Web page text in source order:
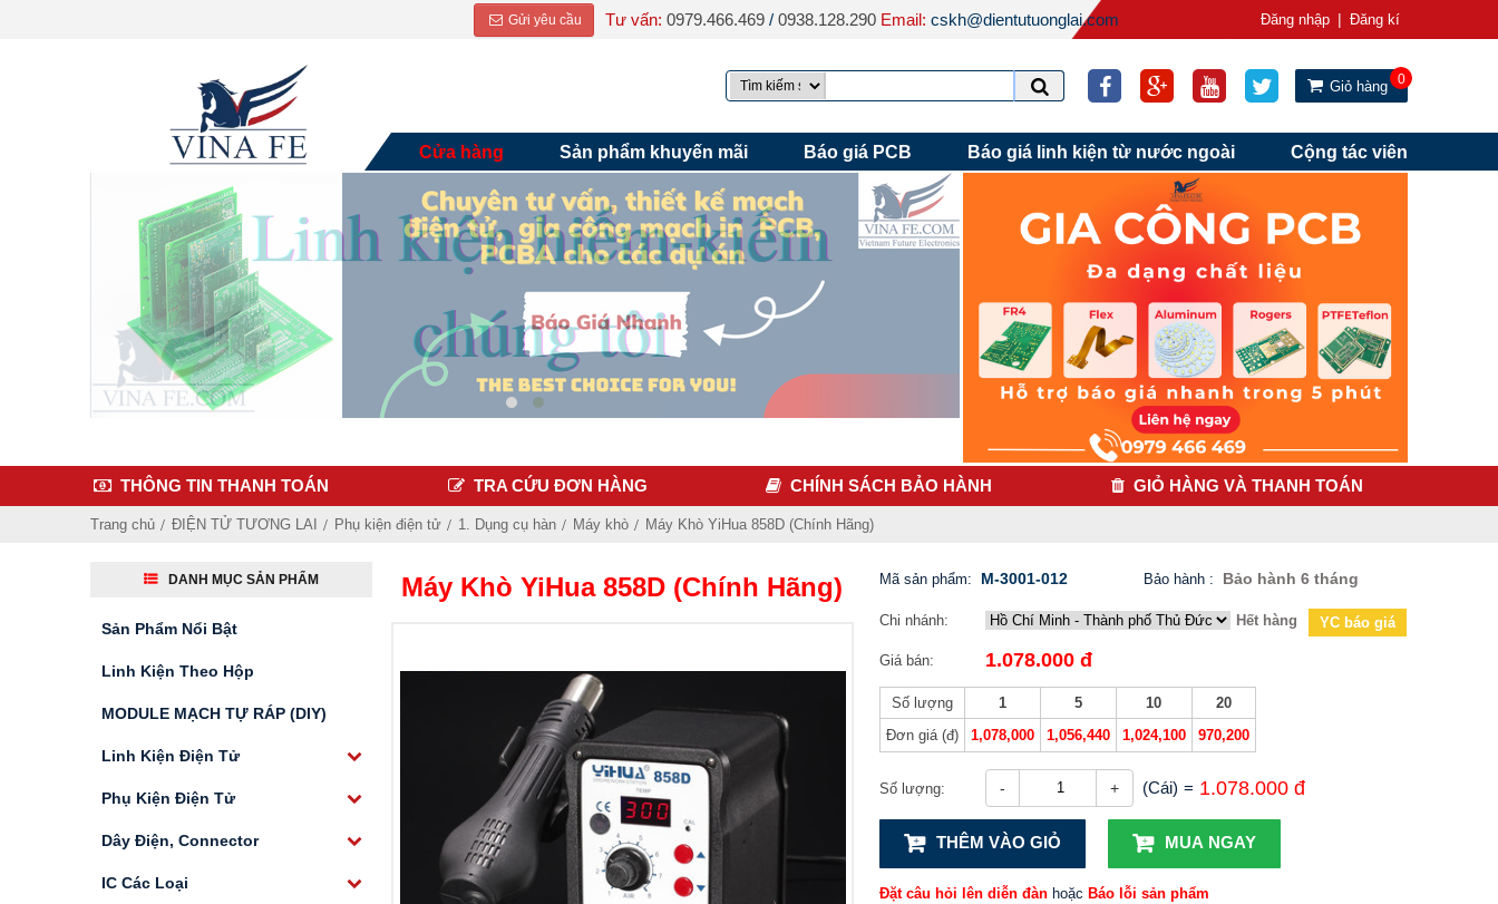
Gửi yêu cầu Tư vấn: 0979.466.469 / 0938.128.290 Email: cskh@dientutuonglai.com Đăng nhập | Đăng kí
Giỏ hàng 0
Cửa hàng Sản phẩm khuyến mãi Báo giá PCB Báo giá linh kiện từ nước ngoài Cộng tác viên
THÔNG TIN THANH TOÁN TRA CỨU ĐƠN HÀNG CHÍNH SÁCH BẢO HÀNH GIỎ HÀNG VÀ THANH TOÁN
Trang chủ ĐIỆN TỬ TƯƠNG LAI Phụ kiện điện tử 1. Dụng cụ hàn Máy khò Máy Khò YiHua 858D (Chính Hãng)
DANH MỤC SẢN PHẨM
Sản Phẩm Nổi Bật
Linh Kiện Theo Hộp
MODULE MẠCH TỰ RÁP (DIY)
Linh Kiện Điện Tử
Phụ Kiện Điện Tử
Dây Điện, Connector
IC Các Loại
Máy Khò YiHua 858D (Chính Hãng) Mã sản phẩm: M-3001-012 Bảo hành : Bảo hành 6 tháng
Chi nhánh: Hết hàng YC báo giá
Giá bán: 1.078.000 đ
Số lượng
Đơn giá (đ)
1
1,078,000
5
1,056,440
10
1,024,100
20
970,200
Số lượng: - + (Cái) = 1.078.000 đ
THÊM VÀO GIỎ MUA NGAY
Đặt câu hỏi lên diễn đànhoặc Báo lỗi sản phẩm